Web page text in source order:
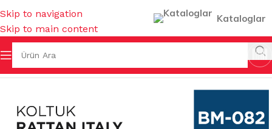
Skip to navigation
Skip to main content
Kataloglar
/ SANDALYE & KOLTUK & MİNDER